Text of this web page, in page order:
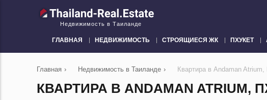
Недвижимость в Таиланде
ГЛАВНАЯ НЕДВИЖИМОСТЬ СТРОЯЩИЕСЯ ЖК ПХУКЕТ
Главная › Недвижимость в Таиланде › Квартира в Andaman
КВАРТИРА В ANDAMAN